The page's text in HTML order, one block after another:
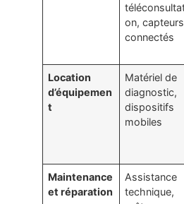
on, capteurs
connectés
Location
d’équipemen
t
Matériel de
diagnostic,
dispositifs
mobiles
Maintenance
et réparation
Assistance
technique,